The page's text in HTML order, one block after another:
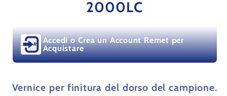
2000LC
VERNICE
2000LC
2000LC
Accedi o Crea un Account Remet per
Acquistare
Vernice per finitura del dorso del campione.